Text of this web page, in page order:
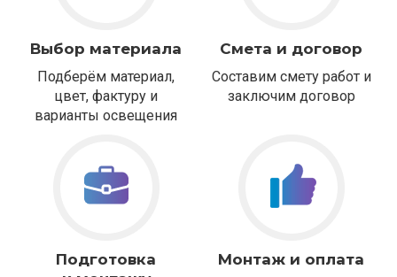
Выбор материала
Подберём материал,
цвет, фактуру и
варианты освещения
Смета и договор
Составим смету работ и
заключим договор
Подготовка
Монтаж и оплата